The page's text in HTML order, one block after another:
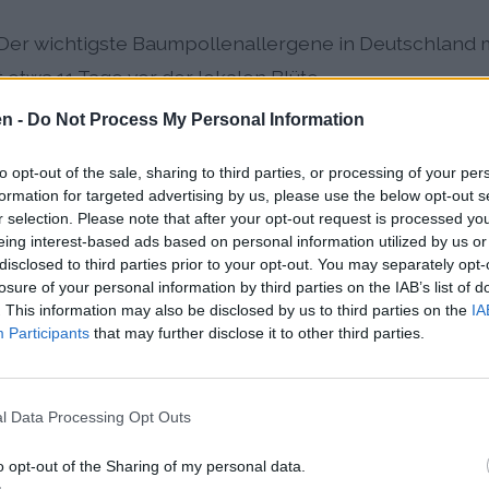
- Do Not Process My Personal Information
opt-out of the sale, sharing to third parties, or processing of your
for targeted advertising by us, please use the below opt-out
selection. Please note that after your opt-out request is processed
interest-based ads based on personal information utilized by us
to third parties prior to your opt-out. You may separately
of your personal information by third parties on the IAB’s list of
This information may also be disclosed by us to third parties on the
Participants that may further disclose it to other third parties.
Data Processing Opt Outs
opt-out of the Sharing of my personal data.
wichtigste Baumpollenallergene in Deutschland
11 Tage vor der lokalen Blüte
Hauptsaison von Ende Mai bis Ende Juli mit
Gebieten um Ingolstadt als im Stadtkern
Frühblüher von Dezember/Januar bis März;
2 Tage pro Jahr nach vorne
von Juli bis September mit
Region
Verlängerung der Pollensaison und erhöhten
Auwälder nahe Ingolstadt, das zweitgrößte
einer erhöhten Belastung durch Laubbaumpollen
bis zu 11 Tage vor der lokalen Blüte erste Pollen